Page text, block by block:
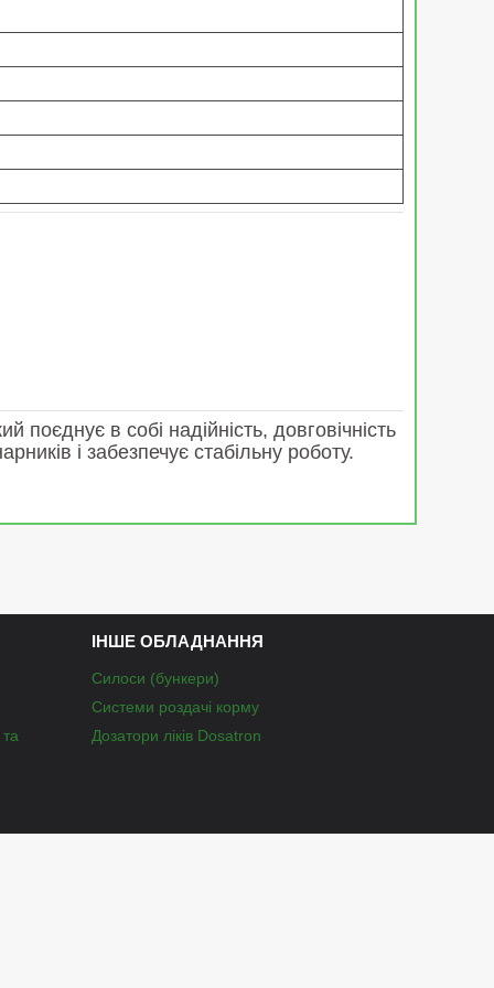
в собі надійність, довговічність
і забезпечує стабільну роботу.
ІНШЕ ОБЛАДНАННЯ
Силоси (бункери)
Системи роздачі корму
Дозатори ліків Dosatron